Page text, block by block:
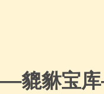
貔貅宝库